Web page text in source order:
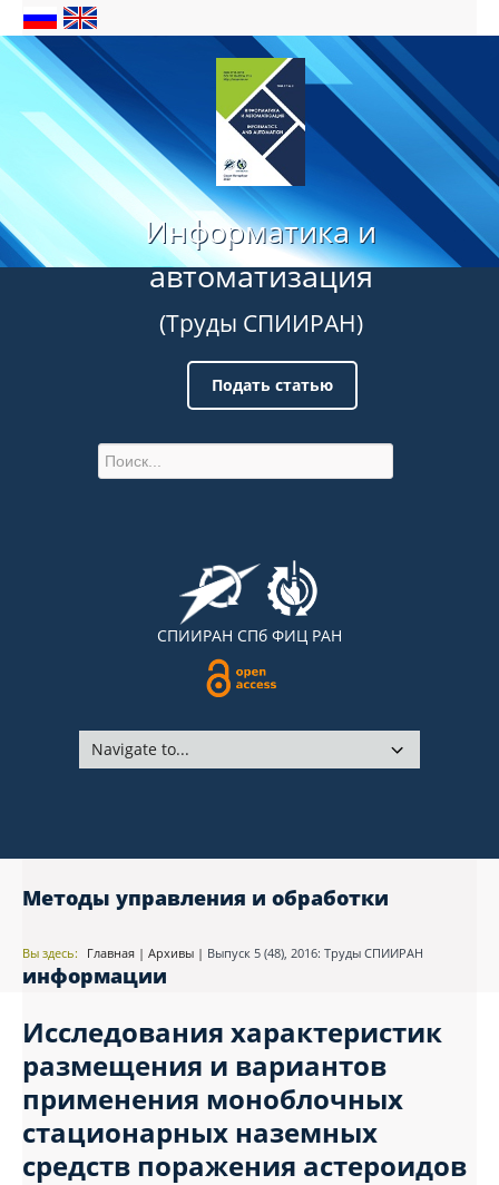
Информатика и
автоматизация
(Труды СПИИРАН)
Подать статью
СПИИРАН СПб ФИЦ РАН
Методы управления и обработки
информации
Вы здесь: Главная | Архивы | Выпуск 5 (48), 2016: Труды СПИИРАН
Исследования характеристик
размещения и вариантов
применения моноблочных
стационарных наземных
средств поражения астероидов